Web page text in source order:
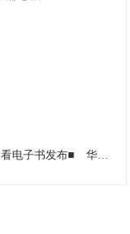
电子书发布■ 华为再添"新成员"，新型笔记本超高性价比，竟能压倒苹果？